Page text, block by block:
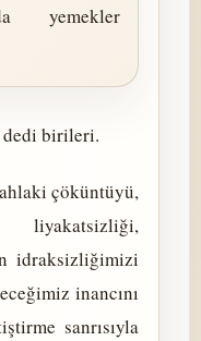
yemekler
dedi birileri.
çöküntüyü,
liyakatsizliği,
idraksizliğimizi
inancını
sanrısıyla